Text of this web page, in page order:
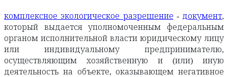
комплексное экологическое разрешение - документ,
который выдается уполномоченным федеральным
органом исполнительной власти юридическому лицу
или индивидуальному предпринимателю,
осуществляющим хозяйственную и (или) иную
деятельность на объекте, оказывающем негативное